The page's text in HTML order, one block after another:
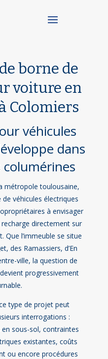
borne de
voiture en
Colomiers
véhicules
dans
columérines
métropole toulousaine,
véhicules électriques
à envisager
recharge directement sur
Que l’immeuble se situe
des Ramassiers, d’En
ville, la question de
progressivement
type de projet peut
interrogations :
sous-sol, contraintes
existantes, coûts
ou encore procédures